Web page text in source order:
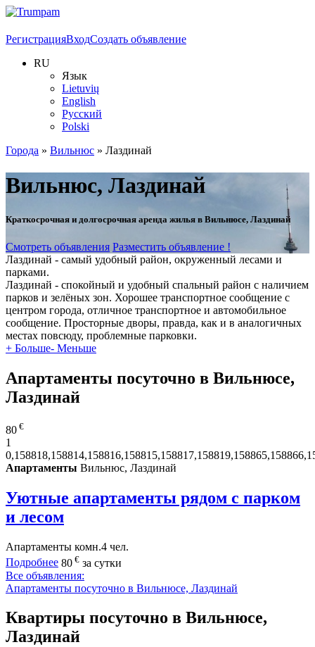
РегистрацияВходСоздать объявление
RU
Язык
Lietuvių
English
Русский
Polski
Города » Вильнюс » Лаздинай
Вильнюс, Лаздинай
Краткосрочная и долгосрочная аренда жилья в Вильнюсе, Лаздинай
Смотреть объявления Разместить объявление !
Лаздинай - самый удобный район, окруженный лесами и
парками.
Лаздинай - спокойный и удобный спальный район с наличием
парков и зелёных зон. Хорошее транспортное сообщение с
центром города, отличное транспортное и автомобильное
сообщение. Просторные дворы, правда, как и в аналогичных
местах повсюду, проблемные парковки.
+ Больше- Меньше
Апартаменты посуточно в Вильнюсе,
Лаздинай
80 €
1
Апартаменты Вильнюс, Лаздинай
Уютные апартаменты рядом с парком
и лесом
Апартаменты комн.4 чел.
Подробнее 80 € за сутки
Все объявления:
Апартаменты посуточно в Вильнюсе, Лаздинай
Квартиры посуточно в Вильнюсе,
Лаздинай